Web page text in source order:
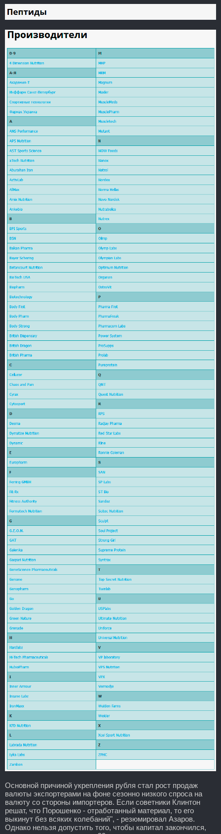
Основной причиной укрепления рубля стал рост продаж
валюты экспортерами на фоне сезонно низкого спроса на
валюту со стороны импортеров. Если советники Клинтон
решат, что Порошенко - отработанный материал, то его
выкинут без всяких колебаний", - резюмировал Азаров.
Однако нельзя допустить того, чтобы капитал закончился,